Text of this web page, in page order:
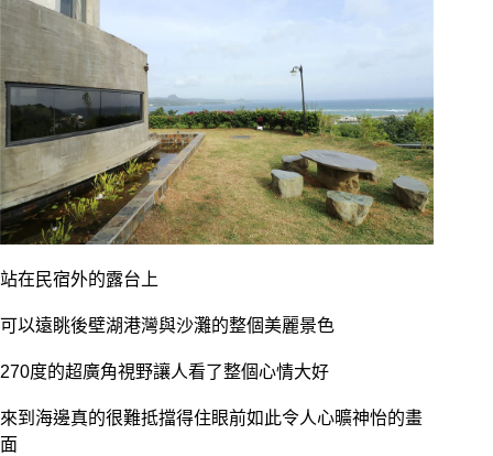
站在民宿外的露台上
可以遠眺後壁湖港灣與沙灘的整個美麗景色
270度的超廣角視野讓人看了整個心情大好
來到海邊真的很難抵擋得住眼前如此令人心曠神怡的畫
面